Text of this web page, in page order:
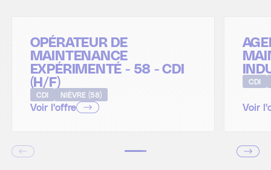
OPÉRATEUR DE
MAINTENANCE
EXPÉRIMENTÉ - 58 - CDI
(H/F)
CDI NIÈVRE (58)
Voir l'offre
CDI
Voir